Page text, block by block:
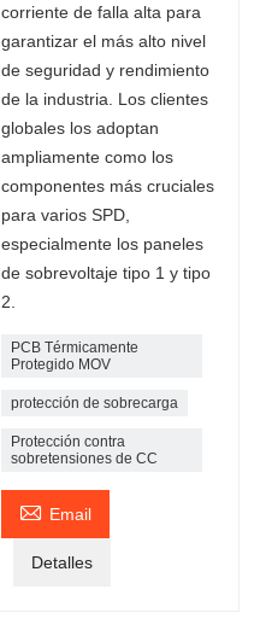
corriente de falla alta para
garantizar el más alto nivel
de seguridad y rendimiento
de la industria. Los clientes
globales los adoptan
ampliamente como los
componentes más cruciales
para varios SPD,
especialmente los paneles
de sobrevoltaje tipo 1 y tipo
2.
PCB Térmicamente
Protegido MOV
protección de sobrecarga
Protección contra
sobretensiones de CC
 Email
Detalles